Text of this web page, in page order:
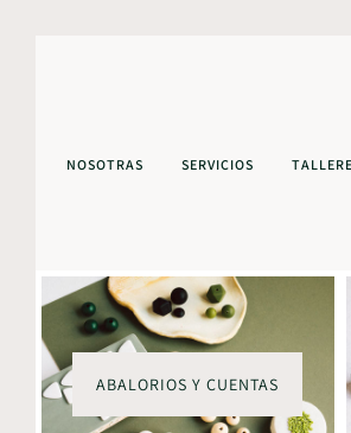
NOSOTRAS SERVICIOS
ABALORIOS Y CUENTAS